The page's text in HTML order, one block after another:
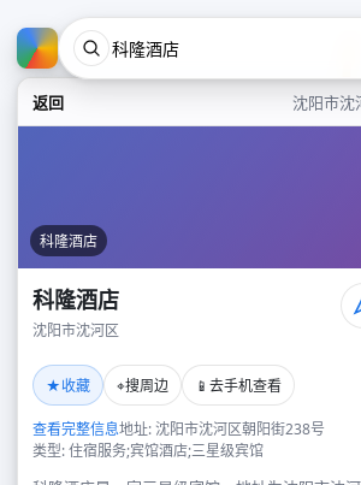
返回 沈阳市沈
科隆酒店
科隆酒店
沈阳市沈河区
★收藏 ⌖搜周边 📱 去手机查看
查看完整信息地址: 沈阳市沈河区朝阳街238号
类型: 住宿服务;宾馆酒店;三星级宾馆